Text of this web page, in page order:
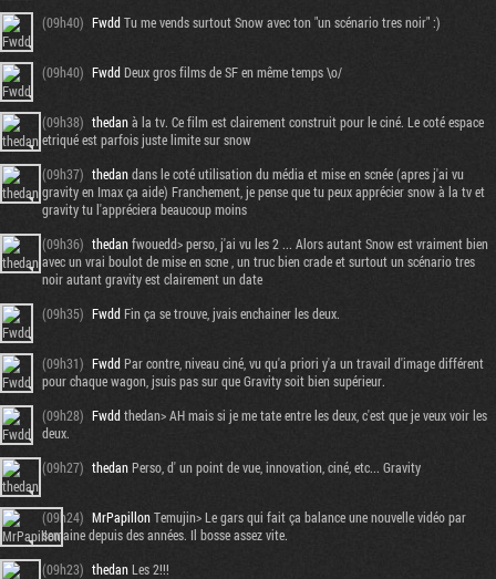
(09h40) FwddTu me vends surtout Snow avec ton "un scénario tres noir" :)
(09h40) FwddDeux gros films de SF en même temps \o/
(09h38) thedanà la tv. Ce film est clairement construit pour le ciné. Le coté espace
etriqué est parfois juste limite sur snow
(09h37) thedandans le coté utilisation du média et mise en scnée (apres j'ai vu
gravity en Imax ça aide) Franchement, je pense que tu peux apprécier snow à la tv et
gravity tu l'appréciera beaucoup moins
(09h36) thedanfwouedd> perso, j'ai vu les 2 ... Alors autant Snow est vraiment bien
avec un vrai boulot de mise en scne , un truc bien crade et surtout un scénario tres
noir autant gravity est clairement un date
(09h35) FwddFin ça se trouve, jvais enchainer les deux.
(09h31) FwddPar contre, niveau ciné, vu qu'a priori y'a un travail d'image différent
pour chaque wagon, jsuis pas sur que Gravity soit bien supérieur.
(09h28) Fwddthedan> AH mais si je me tate entre les deux, c'est que je veux voir les
deux.
(09h27) thedanPerso, d' un point de vue, innovation, ciné, etc... Gravity
(09h24) MrPapillonTemujin> Le gars qui fait ça balance une nouvelle vidéo par
semaine depuis des années. Il bosse assez vite.
(09h23) thedanLes 2!!!